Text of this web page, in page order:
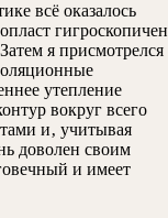
всё оказалось
я присмотрелся
утепление
вокруг всего
и‚ учитывая
доволен своим
и имеет